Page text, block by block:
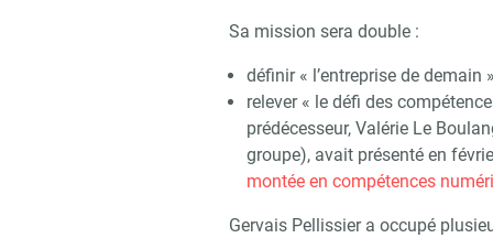
Sa mission sera double :
définir « l’entreprise de demain
relever « le défi des
prédécesseur, Valérie Le
groupe), avait présenté en
montée en compétences
Gervais Pellissier a occupé